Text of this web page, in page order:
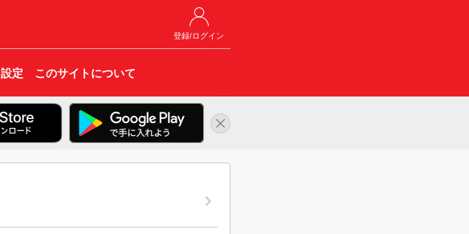
登録/ログイン
設定 このサイトについて